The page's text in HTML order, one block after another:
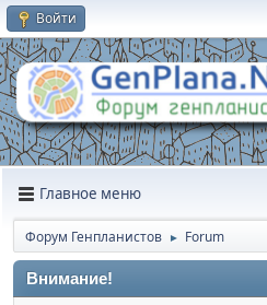
Войти
Главное меню
Форум Генпланистов ► Forum
Внимание!